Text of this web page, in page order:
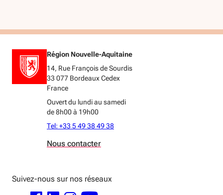
Région Nouvelle-Aquitaine
14, Rue François de Sourdis
33 077 Bordeaux Cedex
France
Ouvert du lundi au samedi
de 8h00 à 19h00
Tel: +33 5 49 38 49 38
Nous contacter
Suivez-nous sur nos réseaux